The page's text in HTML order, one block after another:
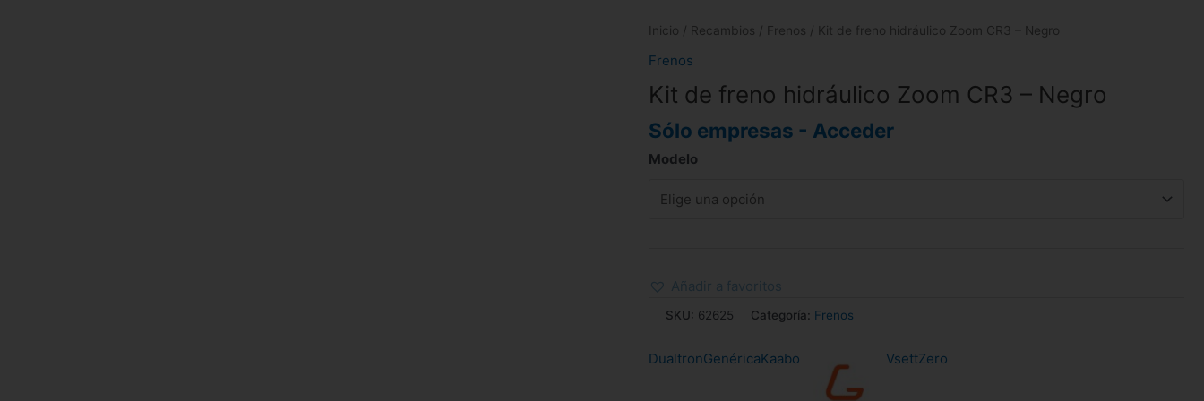
Inicio / Recambios / Frenos / Kit de freno hidráulico Zoom CR3 – Negro
Frenos
Kit de freno hidráulico Zoom CR3 – Negro
Sólo empresas - Acceder
Modelo
Añadir a favoritos
SKU: 62625 Categoría: Frenos
DualtronGenéricaKaabo VsettZero